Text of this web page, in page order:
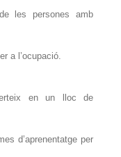
les persones amb
a l’ocupació.
en un lloc de
d’aprenentatge per